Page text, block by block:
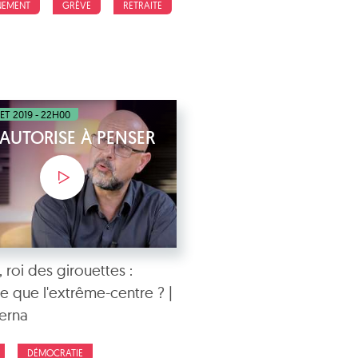
GRÈVE RETRAITE
2019 - 22H00
À PENSER
roi des girouettes :
que l'extrême-centre ? |
DÉMOCRATIE